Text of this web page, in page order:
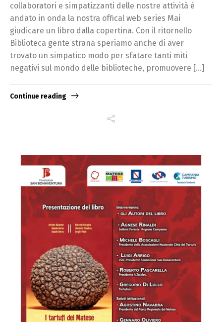
collaboratori e simpatizzanti delle nostre attività è
andato in onda la nostra offical web series Mai
giudicare un libro dalla copertina. Con il ritornello
Biblioteca gente strana speriamo anche di aver
trovato un simpatico modo per sfatare tanti miti
negativi sul mondo delle biblioteche, promuovere […]
Continue reading